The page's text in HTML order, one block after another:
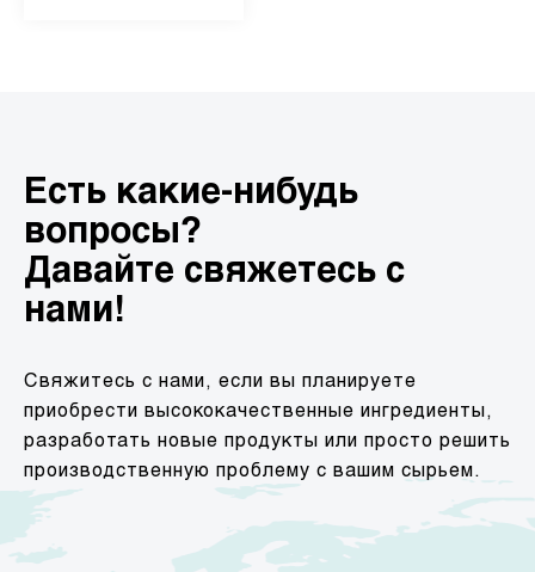
Есть какие-нибудь
вопросы?
Давайте свяжетесь с
нами!
Свяжитесь с нами, если вы планируете
приобрести высококачественные ингредиенты,
разработать новые продукты или просто решить
производственную проблему с вашим сырьем.